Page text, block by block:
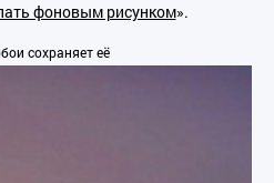
фоновым рисунком».
сохраняет её